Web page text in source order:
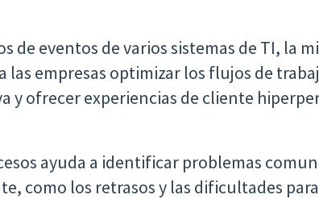
de eventos de varios sistemas de TI, la
las empresas optimizar los flujos de
y ofrecer experiencias de cliente
ayuda a identificar problemas
como los retrasos y las dificultades